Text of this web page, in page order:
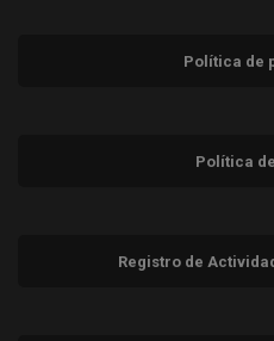
Política de
Política
Registro de